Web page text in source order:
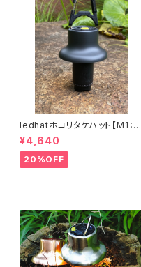
ledhatホコリタケハット【M1：ブ
ラック】
¥4,640
20%OFF